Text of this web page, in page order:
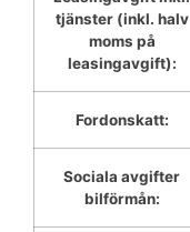
tjänster (inkl. halv
moms på
leasingavgift):
Fordonskatt:
Sociala avgifter
bilförmån: